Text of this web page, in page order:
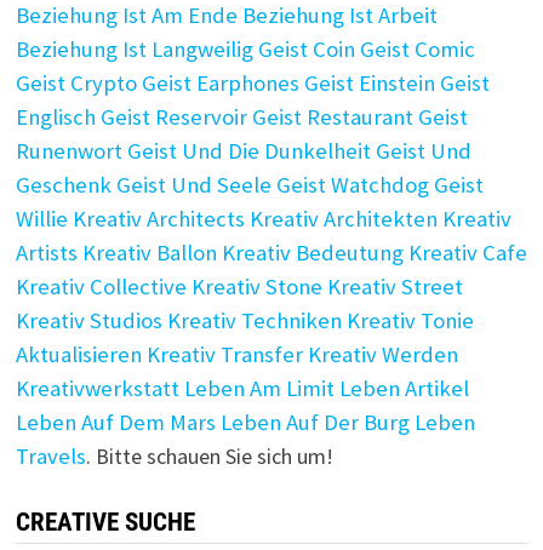
Beziehung Ist Am Ende Beziehung Ist Arbeit
Beziehung Ist Langweilig Geist Coin Geist Comic
Geist Crypto Geist Earphones Geist Einstein Geist
Englisch Geist Reservoir Geist Restaurant Geist
Runenwort Geist Und Die Dunkelheit Geist Und
Geschenk Geist Und Seele Geist Watchdog Geist
Willie Kreativ Architects Kreativ Architekten Kreativ
Artists Kreativ Ballon Kreativ Bedeutung Kreativ Cafe
Kreativ Collective Kreativ Stone Kreativ Street
Kreativ Studios Kreativ Techniken Kreativ Tonie
Aktualisieren Kreativ Transfer Kreativ Werden
Kreativwerkstatt Leben Am Limit Leben Artikel
Leben Auf Dem Mars Leben Auf Der Burg Leben
Travels. Bitte schauen Sie sich um!
CREATIVE SUCHE